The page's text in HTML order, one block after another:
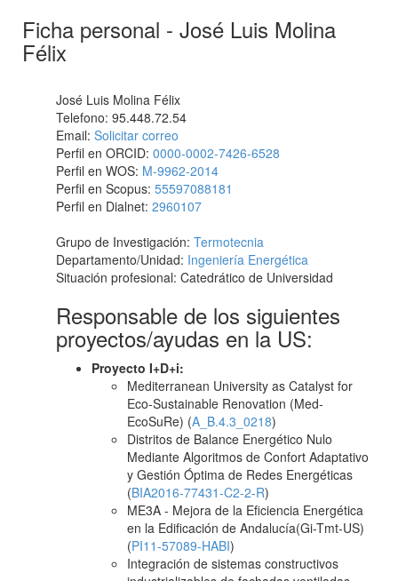
Ficha personal - José Luis Molina
Félix
José Luis Molina Félix
Telefono: 95.448.72.54
Email: Solicitar correo
Perfil en ORCID: 0000-0002-7426-6528
Perfil en WOS: M-9962-2014
Perfil en Scopus: 55597088181
Perfil en Dialnet: 2960107
Grupo de Investigación: Termotecnia
Departamento/Unidad: Ingeniería Energética
Situación profesional: Catedrático de Universidad
Responsable de los siguientes
proyectos/ayudas en la US:
Proyecto I+D+i:
Mediterranean University as Catalyst for
Eco-Sustainable Renovation (Med-
EcoSuRe) (A_B.4.3_0218)
Distritos de Balance Energético Nulo
Mediante Algoritmos de Confort Adaptativo
y Gestión Óptima de Redes Energéticas
(BIA2016-77431-C2-2-R)
ME3A - Mejora de la Eficiencia Energética
en la Edificación de Andalucía(Gi-Tmt-US)
(PI11-57089-HABI)
Integración de sistemas constructivos